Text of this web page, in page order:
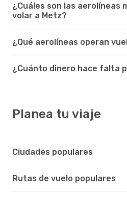
¿Cuáles son las aerolíneas
volar a Metz?
¿Qué aerolíneas operan
¿Cuánto dinero hace falta
Planea tu viaje
Ciudades populares
Rutas de vuelo populares